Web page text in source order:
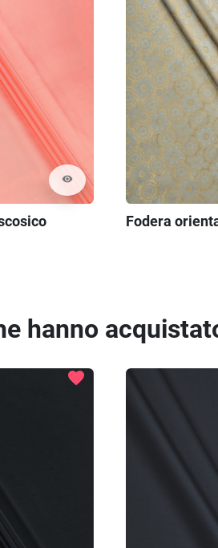
visibility
Fodera
hanno
favorite